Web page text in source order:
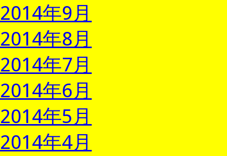
2014年9月
2014年8月
2014年7月
2014年6月
2014年5月
2014年4月